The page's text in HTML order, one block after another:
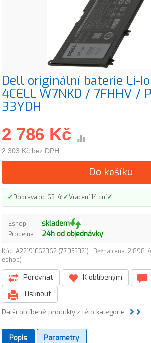
Dell originální baterie Li-
4CELL W7NKD / 7FHHV /
33YDH
2 786 Kč
2 303 Kč bez DPH
Do košíku
✓Doprava od 63 Kč✓Vrácení 14 dní✓
Eshop: skladem
Prodejna: 24h od objednávky
Kód: A22191062362 (77053321)
Běžná cena: 2 898
eshop)
Porovnat K oblíbeným
Tisknout
Další oblíbené produkty z této kategorie:
Popis Parametry